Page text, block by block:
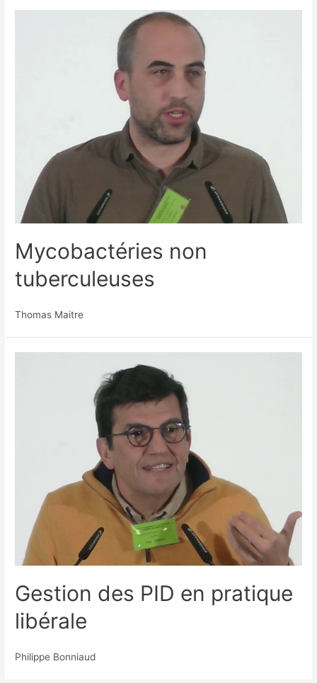
Mycobactéries non
tuberculeuses
Thomas Maitre
Gestion des PID en pratique
libérale
Philippe Bonniaud